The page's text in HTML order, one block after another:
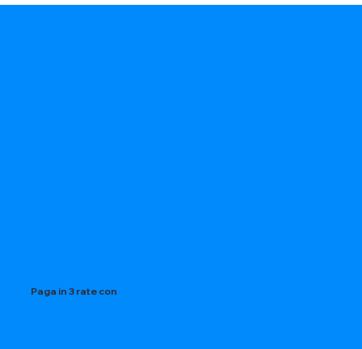
Paga in 3 rate con